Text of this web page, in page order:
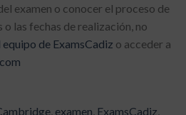
examen o conocer el proceso de
las fechas de realización, no
de ExamsCadiz o acceder a
examen ExamsCadiz